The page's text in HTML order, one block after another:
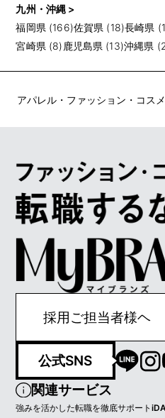
九州・沖縄 >
福岡県 (166)佐賀県 (18)長崎県
宮崎県 (8) 鹿児島県 (13)沖縄県
アパレル・ファッション・コス
採用ご担当者様ヘ
公式SNS
関連サービス
強みを活かした転職を徹底サポート